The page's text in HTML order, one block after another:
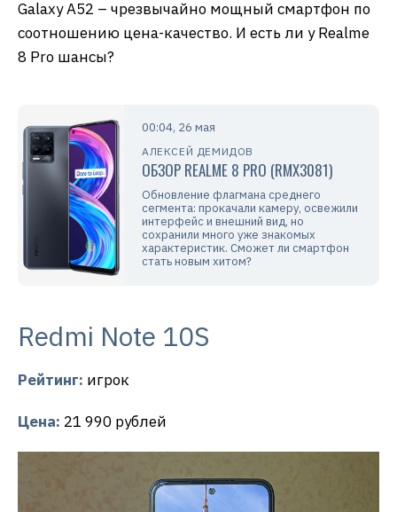
Galaxy A52 – чрезвычайно мощный смартфон по
соотношению цена-качество. И есть ли у Realme
8 Pro шансы?
00:04, 26 мая
АЛЕКСЕЙ ДЕМИДОВ
ОБЗОР REALME 8 PRO (RMX3081)
Обновление флагмана среднего
сегмента: прокачали камеру, освежили
интерфейс и внешний вид, но
сохранили много уже знакомых
характеристик. Сможет ли смартфон
стать новым хитом?
Redmi Note 10S
Рейтинг: игрок
Цена: 21 990 рублей